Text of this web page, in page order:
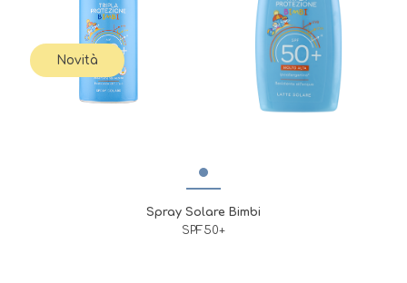
Novità
Spray Solare Bimbi
SPF50+